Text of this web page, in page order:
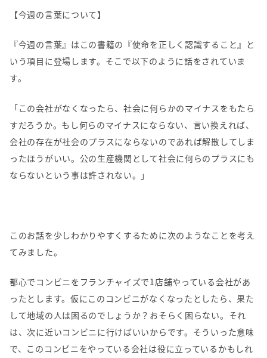
【今週の言葉について】
『今週の言葉』はこの書籍の『使命を正しく認識すること』と
いう項目に登場します。そこで以下のように話をされていま
す。
「この会社がなくなったら、社会に何らかのマイナスをもたら
すだろうか。もし何らのマイナスにならない、言い換えれば、
会社の存在が社会のプラスにならないのであれば解散してしま
ったほうがいい。公の生産機関として社会に何らのプラスにも
ならないという事は許されない。」
このお話を少しわかりやすくするために次のようなことを考え
てみました。
都心でコンビニをフランチャイズで1店舗やっている会社があ
ったとします。仮にこのコンビニがなくなったとしたら、果た
して地域の人は困るのでしょうか？おそらく困らない。それ
は、次に近いコンビニに行けばいいからです。そういった意味
で、このコンビニをやっている会社は役に立っているかもしれ